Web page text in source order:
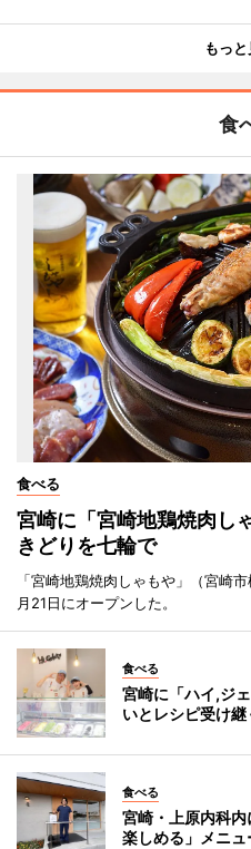
もっ
食
食べる
宮崎に「宮崎地鶏焼肉
きどりを七輪で
「宮崎地鶏焼肉しゃもや」（宮崎
月21日にオープンした。
食べる
宮崎に「ハイ,ジ
いとレシピ受け継
食べる
宮崎・上原内科
楽しめる」メニュ